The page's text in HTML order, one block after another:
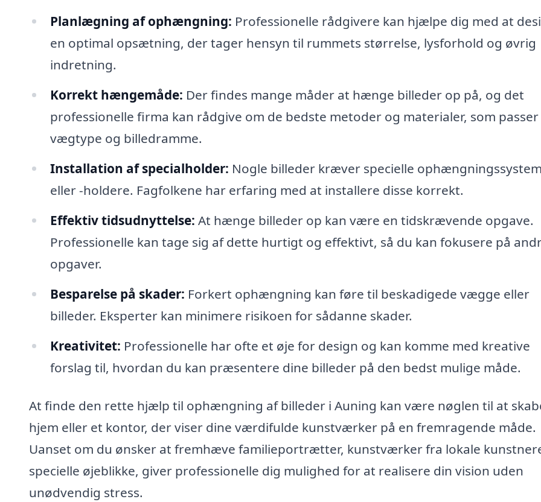
Planlægning af ophængning: Professionelle rådgivere kan hjælpe dig med at
en optimal opsætning, der tager hensyn til rummets størrelse, lysforhold og øvrig
indretning.
Korrekt hængemåde: Der findes mange måder at hænge billeder op på, og det
professionelle firma kan rådgive om de bedste metoder og materialer, som
vægtype og billedramme.
Installation af specialholder: Nogle billeder kræver specielle
eller -holdere. Fagfolkene har erfaring med at installere disse korrekt.
Effektiv tidsudnyttelse: At hænge billeder op kan være en tidskrævende opgave.
Professionelle kan tage sig af dette hurtigt og effektivt, så du kan fokusere på
opgaver.
Besparelse på skader: Forkert ophængning kan føre til beskadigede vægge eller
billeder. Eksperter kan minimere risikoen for sådanne skader.
Kreativitet: Professionelle har ofte et øje for design og kan komme med kreative
forslag til, hvordan du kan præsentere dine billeder på den bedst mulige måde.
At finde den rette hjælp til ophængning af billeder i Auning kan være nøglen til at
hjem eller et kontor, der viser dine værdifulde kunstværker på en fremragende måde.
Uanset om du ønsker at fremhæve familieportrætter, kunstværker fra lokale
specielle øjeblikke, giver professionelle dig mulighed for at realisere din vision uden
unødvendig stress.